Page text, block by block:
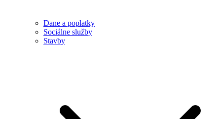
Dane a poplatky
Sociálne služby
Stavby